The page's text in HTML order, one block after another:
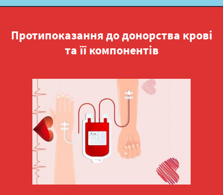
Протипоказання до донорства крові
та її компонентів